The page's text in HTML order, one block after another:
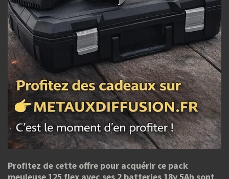
Profitez de cette offre pour acquérir ce pack